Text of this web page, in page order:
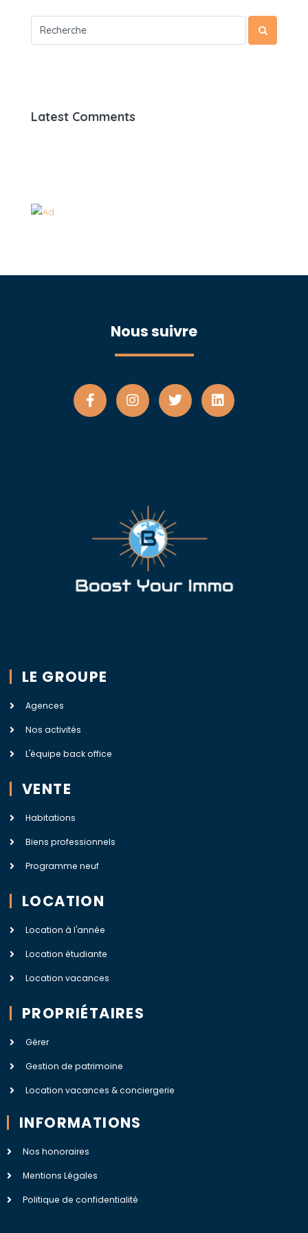
Latest Comments
Nous suivre
LE GROUPE
Agences
Nos activités
L'équipe back office
VENTE
Habitations
Biens professionnels
Programme neuf
LOCATION
Location à l'année
Location étudiante
Location vacances
PROPRIÉTAIRES
Gérer
Gestion de patrimoine
Location vacances & conciergerie
INFORMATIONS
Nos honoraires
Mentions Légales
Politique de confidentialité